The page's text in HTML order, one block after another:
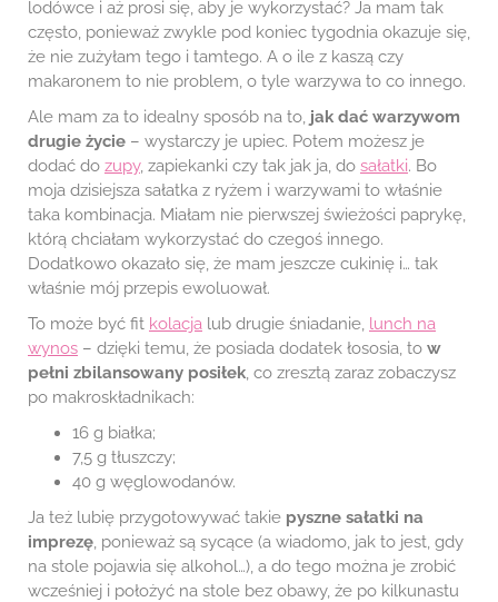
lodówce i aż prosi się, aby je wykorzystać? Ja mam tak
często, ponieważ zwykle pod koniec tygodnia okazuje się,
że nie zużyłam tego i tamtego. A o ile z kaszą czy
makaronem to nie problem, o tyle warzywa to co innego.
Ale mam za to idealny sposób na to, jak dać warzywom
drugie życie – wystarczy je upiec. Potem możesz je
dodać do zupy, zapiekanki czy tak jak ja, do sałatki. Bo
moja dzisiejsza sałatka z ryżem i warzywami to właśnie
taka kombinacja. Miałam nie pierwszej świeżości paprykę,
którą chciałam wykorzystać do czegoś innego.
Dodatkowo okazało się, że mam jeszcze cukinię i… tak
właśnie mój przepis ewoluował.
To może być fit kolacja lub drugie śniadanie, lunch na
wynos – dzięki temu, że posiada dodatek łososia, to w
pełni zbilansowany posiłek , co zresztą zaraz zobaczysz
po makroskładnikach:
16 g białka;
7,5 g tłuszczy;
40 g węglowodanów.
Ja też lubię przygotowywać takie pyszne sałatki na
imprezę , ponieważ są sycące (a wiadomo, jak to jest, gdy
na stole pojawia się alkohol…), a do tego można je zrobić
wcześniej i położyć na stole bez obawy, że po kilkunastu